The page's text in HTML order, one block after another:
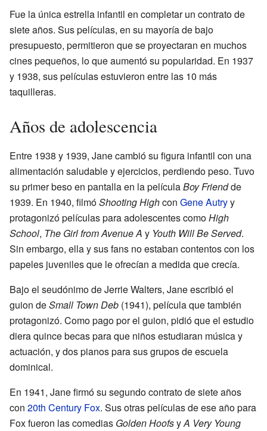
Fue la única estrella infantil en completar un contrato de
siete años. Sus películas, en su mayoría de bajo
presupuesto, permitieron que se proyectaran en muchos
cines pequeños, lo que aumentó su popularidad. En 1937
y 1938, sus películas estuvieron entre las 10 más
taquilleras.
Años de adolescencia
Entre 1938 y 1939, Jane cambió su figura infantil con una
alimentación saludable y ejercicios, perdiendo peso. Tuvo
su primer beso en pantalla en la películaBoy Friendde
1939. En 1940, filmóShooting Highcon Gene Autryy
protagonizó películas para adolescentes comoHigh
School, The Girl from Avenue A y Youth Will Be Served.
Sin embargo, ella y sus fans no estaban contentos con los
papeles juveniles que le ofrecían a medida que crecía.
Bajo el seudónimo de Jerrie Walters, Jane escribió el
guion deSmall Town Deb (1941), película que también
protagonizó. Como pago por el guion, pidió que el estudio
diera quince becas para que niños estudiaran música y
actuación, y dos pianos para sus grupos de escuela
dominical.
En 1941, Jane firmó su segundo contrato de siete años
con 20th Century Fox. Sus otras películas de ese año para
Fox fueron las comedias Golden HoofsyA Very Young